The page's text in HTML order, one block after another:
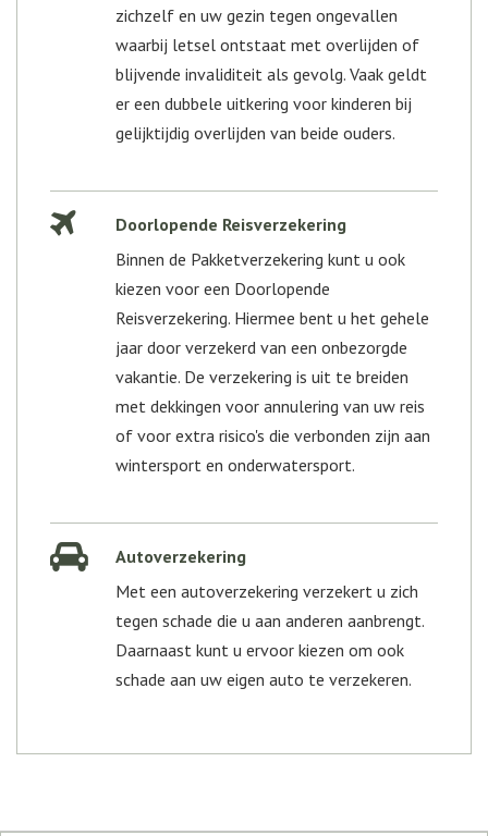
zichzelf en uw gezin tegen ongevallen
waarbij letsel ontstaat met overlijden of
blijvende invaliditeit als gevolg. Vaak geldt
er een dubbele uitkering voor kinderen bij
gelijktijdig overlijden van beide ouders.
Doorlopende Reisverzekering
Binnen de Pakketverzekering kunt u ook
kiezen voor een Doorlopende
Reisverzekering. Hiermee bent u het gehele
jaar door verzekerd van een onbezorgde
vakantie. De verzekering is uit te breiden
met dekkingen voor annulering van uw reis
of voor extra risico's die verbonden zijn aan
wintersport en onderwatersport.
Autoverzekering
Met een autoverzekering verzekert u zich
tegen schade die u aan anderen aanbrengt.
Daarnaast kunt u ervoor kiezen om ook
schade aan uw eigen auto te verzekeren.